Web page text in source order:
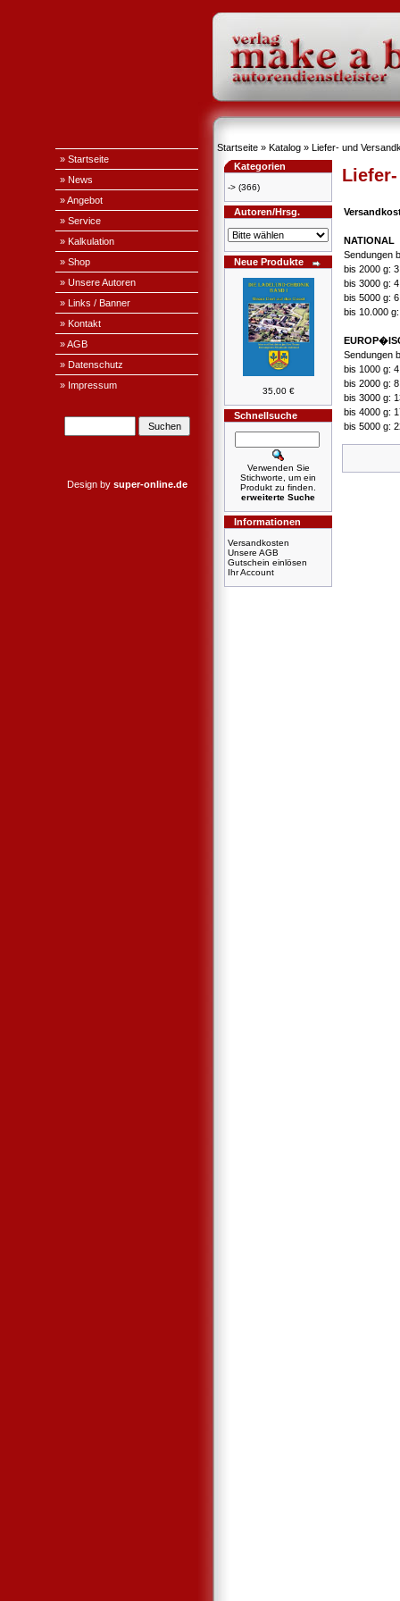
» Startseite
» News
» Angebot
» Service
» Kalkulation
» Shop
» Unsere Autoren
» Links / Banner
» Kontakt
» AGB
» Datenschutz
» Impressum
Design by super-online.de
Startseite » Katalog » Liefer- und
Kategorien
-> (366)
Autoren/Hrsg.
Neue Produkte
35,00 €
Schnellsuche
Verwenden Sie
Stichworte, um ein
Produkt zu finden.
erweiterte Suche
Informationen
Versandkosten
Unsere AGB
Gutschein einlösen
Ihr Account
NATIONAL
Sendungen
bis 2000 g:
bis 3000 g:
bis 5000 g:
bis 10.000
Sendungen
bis 1000 g:
bis 2000 g:
bis 3000 g:
bis 4000 g:
bis 5000 g: